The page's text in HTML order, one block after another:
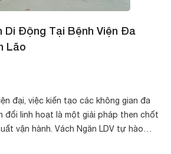
Di Động Tại Bệnh Viện Đa
Lão
đại, việc kiến tạo các không gian đa
đổi linh hoạt là một giải pháp then chốt
vận hành. Vách Ngăn LDV tự hào